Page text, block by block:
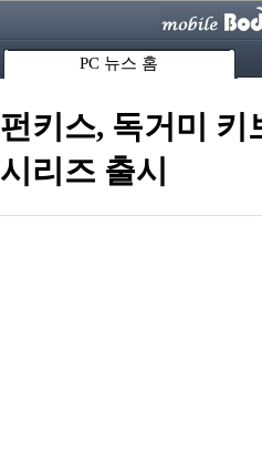
PC 뉴스 홈
펀키스, 독거미 키
시리즈 출시